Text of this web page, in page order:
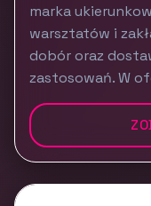
marka
warsztatów i
dobór oraz
zastosowań. W